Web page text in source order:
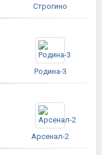
Строгино
Родина-3
Арсенал-2